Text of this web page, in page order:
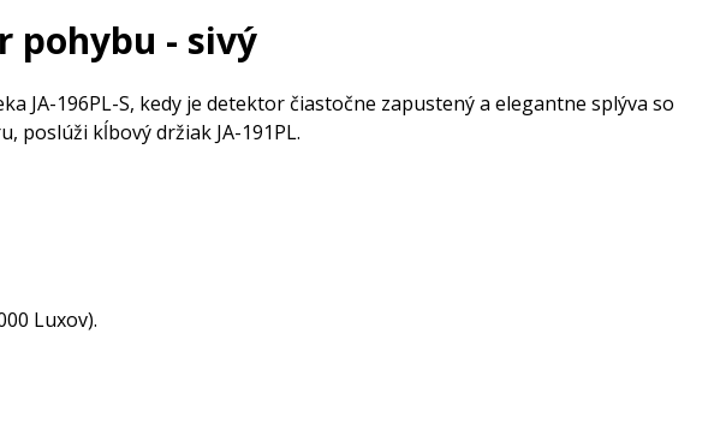
pohybu - sivý
JA-196PL-S, kedy je detektor čiastočne zapustený a elegantne splýva so
poslúži kĺbový držiak JA-191PL.
Luxov).